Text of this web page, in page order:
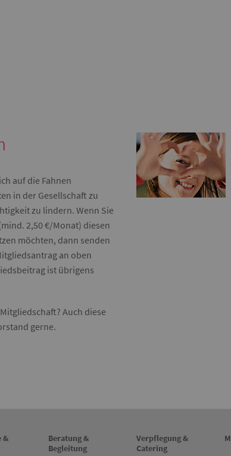
auf die Fahnen
in der Gesellschaft zu
zu lindern. Wenn Sie
2,50 €/Monat) diesen
möchten, dann senden
an oben
ist übrigens
Auch diese
gerne.
&
Beratung &
Begleitung
Verpflegung &
Catering